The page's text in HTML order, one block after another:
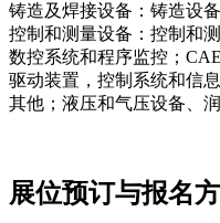
铸造及焊接设备：铸造设
控制和测量设备：控制和
数控系统和程序监控；
驱动装置，控制系统和信息
其他；液压和气压设备、
展位预订与报名